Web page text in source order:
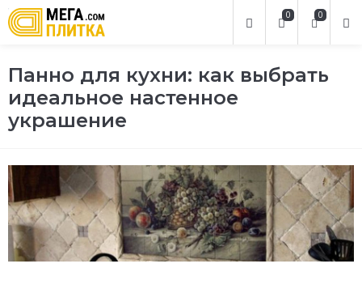
0
0
Панно для кухни: как выбрать
идеальное настенное
украшение